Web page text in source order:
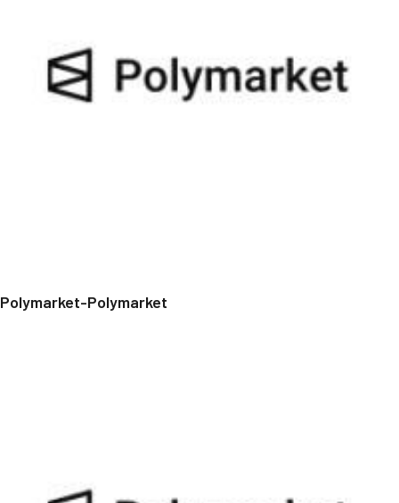
Polymarket-Polymarket